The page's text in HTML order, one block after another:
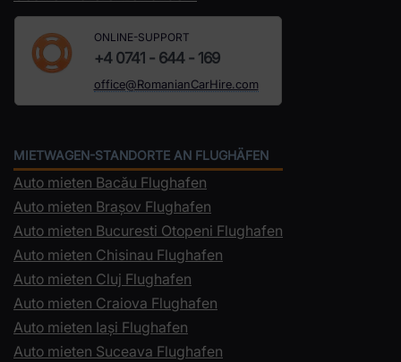
ONLINE-SUPPORT
+4 0741 - 644 - 169
office@RomanianCarHire.com
MIETWAGEN-STANDORTE AN FLUGHÄFEN
Auto mieten Bacău Flughafen
Auto mieten Brașov Flughafen
Auto mieten Bucuresti Otopeni Flughafen
Auto mieten Chisinau Flughafen
Auto mieten Cluj Flughafen
Auto mieten Craiova Flughafen
Auto mieten Iași Flughafen
Auto mieten Suceava Flughafen